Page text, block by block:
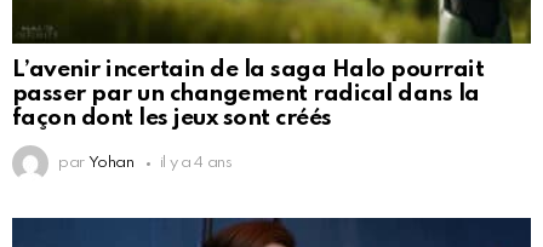
L’avenir incertain de la saga Halo pourrait
passer par un changement radical dans la
façon dont les jeux sont créés
par Yohan il y a 4 ans